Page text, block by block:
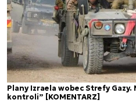
Plany Izraela wobec Strefy
kontroli” [KOMENTARZ]